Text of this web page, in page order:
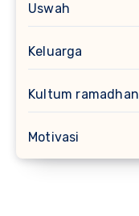
Uswah
Keluarga
Kultum ramadhan
Motivasi